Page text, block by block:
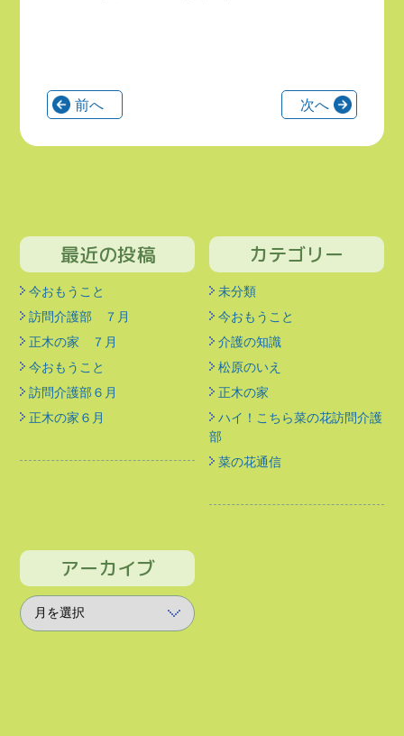
前へ 次へ
最近の投稿
今おもうこと
訪問介護部 ７月
正木の家 ７月
今おもうこと
訪問介護部６月
正木の家６月
カテゴリー
未分類
今おもうこと
介護の知識
松原のいえ
正木の家
ハイ！こちら菜の花訪問介護
部
菜の花通信
アーカイブ